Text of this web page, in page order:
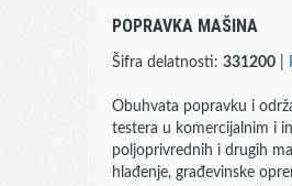
POPRAVKA MAŠINA
Šifra delatnosti: 331200
Obuhvata popravku i
testera u komercijalnim i
poljoprivrednih i drugih
hlađenje, građevinske